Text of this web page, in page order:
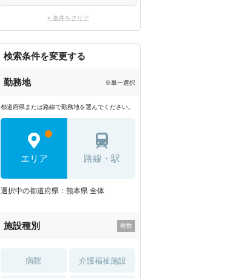
× 条件をクリア
検索条件を変更する
勤務地 ※単一選択
都道府県または路線で勤務地を選んでください。
エリア 路線・駅
選択中の都道府県：熊本県 全体
施設種別
病院 介護福祉施設